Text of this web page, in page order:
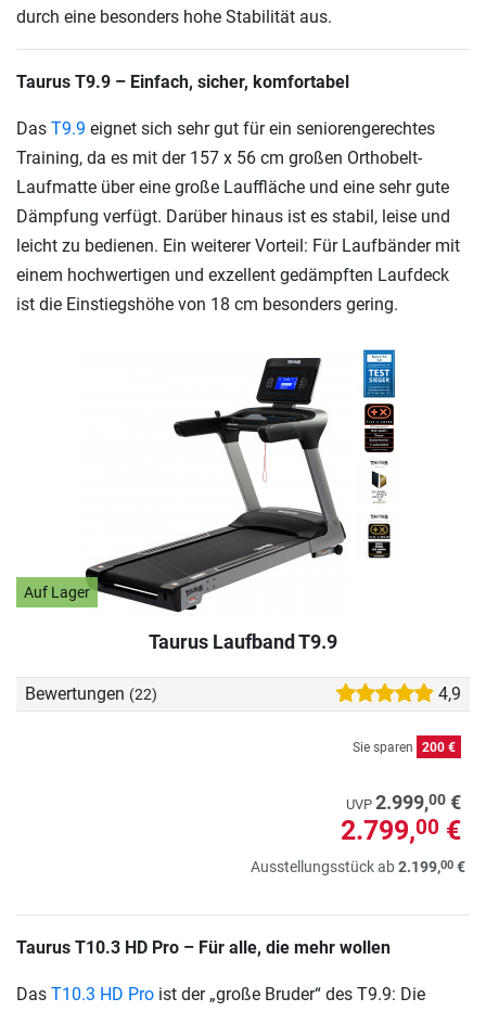
durch eine besonders hohe Stabilität aus.
Auf Lager
Taurus Laufband T9.9
Bewertungen (22) 4,9
Sie sparen 200 €
UVP 2.999,00 €
2.799,00 €
Ausstellungsstück ab2.199,00 €
Taurus T9.9 – Einfach, sicher, komfortabel
Das T9.9 eignet sich sehr gut für ein seniorengerechtes
Training, da es mit der 157 x 56 cm großen Orthobelt-
Laufmatte über eine große Lauffläche und eine sehr gute
Dämpfung verfügt. Darüber hinaus ist es stabil, leise und
leicht zu bedienen. Ein weiterer Vorteil: Für Laufbänder mit
einem hochwertigen und exzellent gedämpften Laufdeck
ist die Einstiegshöhe von 18 cm besonders gering.
Taurus T10.3 HD Pro – Für alle, die mehr wollen
Das T10.3 HD Pro ist der „große Bruder“ des T9.9: Die